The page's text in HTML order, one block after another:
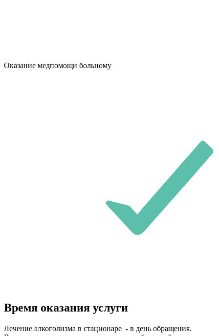
Оказание медпомощи больному
Время оказания услуги
Лечение алкоголизма в стационаре - в день обращения.